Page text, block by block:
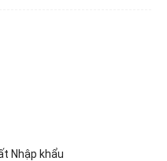
Nhập khẩu